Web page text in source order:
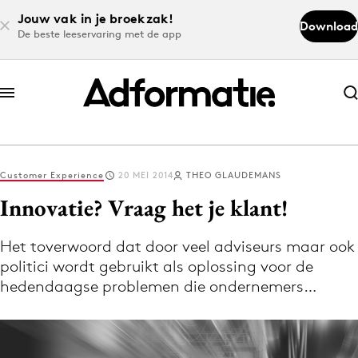
Jouw vak in je broekzak!
De beste leeservaring met de app
Download
Abonneer nu
Abonneer nu
Log in
Download de app
Volg het laatste nieuws via de Adformatie
Nieuws app
Customer Experience 20 MEI 2014 THEO GLAUDEMANS
Innovatie? Vraag het je klant!
Het toverwoord dat door veel adviseurs maar ook
politici wordt gebruikt als oplossing voor de
hedendaagse problemen die ondernemers…